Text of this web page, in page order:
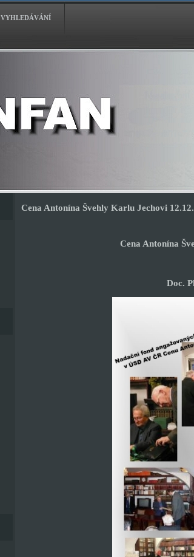
VYHLEDÁVÁNÍ
Cena Antonína Švehly Karlu Jechovi
Cena Antonína
Doc.